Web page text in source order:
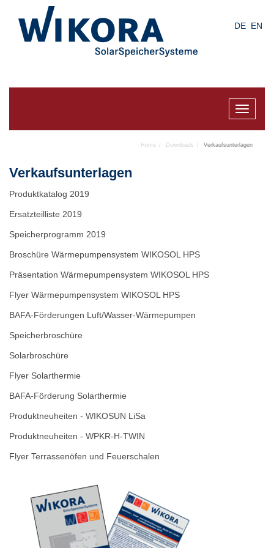
DE EN
Toggle
Home Downloads Verkaufsunterlagen
Verkaufsunterlagen
Produktkatalog 2019
Ersatzteilliste 2019
Speicherprogramm 2019
Broschüre Wärmepumpensystem WIKOSOL HPS
Präsentation Wärmepumpensystem WIKOSOL HPS
Flyer Wärmepumpensystem WIKOSOL HPS
BAFA-Förderungen Luft/Wasser-Wärmepumpen
Speicherbroschüre
Solarbroschüre
Flyer Solarthermie
BAFA-Förderung Solarthermie
Produktneuheiten - WIKOSUN LiSa
Produktneuheiten - WPKR-H-TWIN
Flyer Terrassenöfen und Feuerschalen